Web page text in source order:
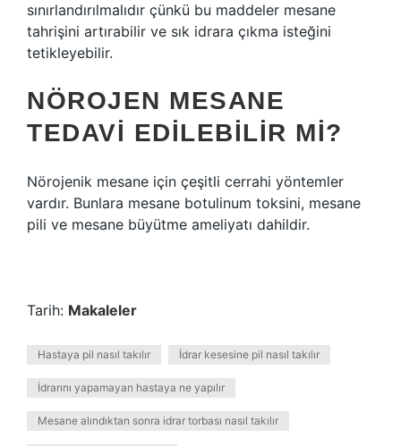
sınırlandırılmalıdır çünkü bu maddeler mesane
tahrişini artırabilir ve sık idrara çıkma isteğini
tetikleyebilir.
NÖROJEN MESANE
TEDAVI EDILEBILIR MI?
Nörojenik mesane için çeşitli cerrahi yöntemler
vardır. Bunlara mesane botulinum toksini, mesane
pili ve mesane büyütme ameliyatı dahildir.
Tarih: Makaleler
Hastaya pil nasıl takılır İdrar kesesine pil nasıl takılır
İdrarını yapamayan hastaya ne yapılır
Mesane alındıktan sonra idrar torbası nasıl takılır